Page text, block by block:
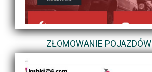
ZŁOMOWANIE